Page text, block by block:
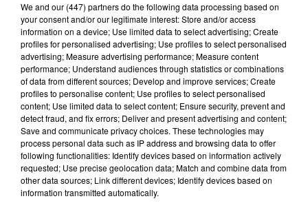
Lecture (4 min 21 sec)
100%
100% Radio les infos de l'Aude
We and our (447) partnersdo the following data processing based on
your consent and/or our legitimate interest: Store and/or access
information on a device; Use limited data to select advertising; Create
profiles for personalised advertising; Use profiles to select personalised
advertising; Measure advertising performance; Measure content
performance; Understand audiences through statistics or combinations
of data from different sources; Develop and improve services; Create
profiles to personalise content; Use profiles to select personalised
content; Use limited data to select content; Ensure security, prevent and
detect fraud, and fix errors; Deliver and present advertising and content;
Save and communicate privacy choices. These technologies may
process personal data such as IP address and browsing data to offer
following functionalities: Identify devices based on information actively
requested; Use precise geolocation data; Match and combine data from
other data sources; Link different devices; Identify devices based on
information transmitted automatically.